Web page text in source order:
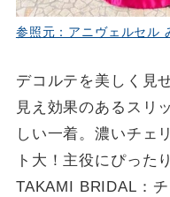
参照元：アニヴェルセル
デコルテを美しく見
見え効果のあるスリ
しい一着。濃いチェ
ト大！主役にぴっ
TAKAMI BRIDAL：